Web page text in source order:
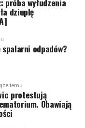
próba wyłudzenia
dziuplę
odpadów?
temu
protestują
Obawiają